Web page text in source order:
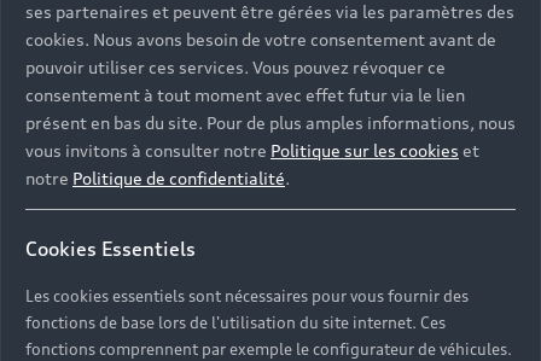
circuit Paul Ricard du Castellet. Au programme,
des ateliers de pilotage aux côtés de pilotes
instructeurs pour optimiser votre conduite à bord
de la nouvelle Audi R8 V10 performance quattro
et de l’Audi RS 3 LMS, des tours de piste sous
Pace Car, des tours de piste libres et des
baptêmes en Audi RS 3 LMS.
Retour en haut
ses partenaires et peuvent être gérées via les paramètres des
cookies. Nous avons besoin de votre consentement avant de
pouvoir utiliser ces services. Vous pouvez révoquer ce
consentement à tout moment avec effet futur via le lien
présent en bas du site. Pour de plus amples informations, nous
vous invitons à consulter notre Politique sur les cookies et
notre Politique de confidentialité.
Cookies Essentiels
Les cookies essentiels sont nécessaires pour vous fournir des
fonctions de base lors de l'utilisation du site internet. Ces
fonctions comprennent par exemple le configurateur de véhicules.